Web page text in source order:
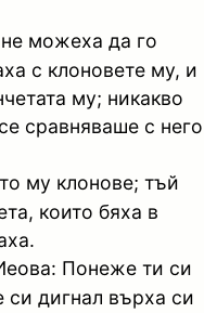
можеха да го
с клоновете му, и
му; никакво
сравняваше с него
му клонове; тъй
които бяха в
Понеже ти си
си дигнал върха си